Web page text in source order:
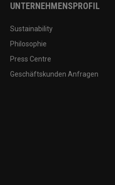
UNTERNEHMENSPROFIL
Sustainability
Philosophie
Press Centre
Geschäftskunden Anfragen